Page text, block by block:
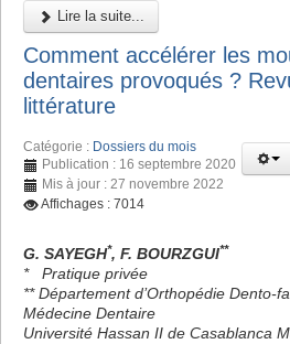
Lire la suite...
Comment accélérer les
dentaires provoqués ?
littérature
Catégorie : Dossiers du mois
Publication : 16 septembre 2020
Mis à jour : 27 novembre 2022
Affichages : 7014
G. SAYEGH*, F. BOURZGUI**
*
Pratique privée
** Département d’Orthopédie Dento-
Médecine Dentaire
Université Hassan II de Casablanca